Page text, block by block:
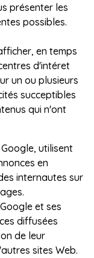
présenter les
possibles.
en temps
d'intéret
un ou plusieurs
succeptibles
qui n'ont
utilisent
en
internautes sur
et ses
diffusées
de leur
sites Web.